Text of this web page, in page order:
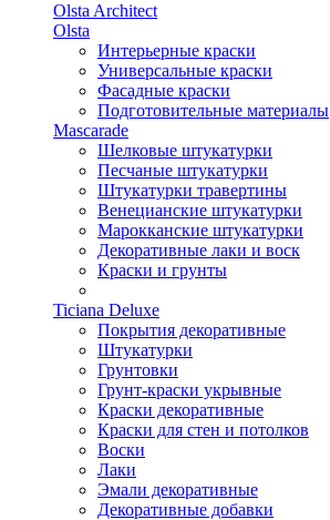
Olsta Architect
Olsta
Интерьерные краски
Универсальные краски
Фасадные краски
Подготовительные материалы
Mascarade
Шелковые штукатурки
Песчаные штукатурки
Штукатурки травертины
Венецианские штукатурки
Марокканские штукатурки
Декоративные лаки и воск
Краски и грунты
Ticiana Deluxe
Покрытия декоративные
Штукатурки
Грунтовки
Грунт-краски укрывные
Краски декоративные
Краски для стен и потолков
Воски
Лаки
Эмали декоративные
Декоративные добавки